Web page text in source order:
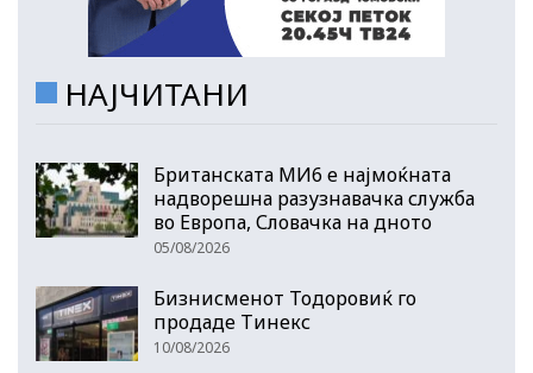
НАЈЧИТАНИ
Британската МИ6 е најмоќната
надворешна разузнавачка служба
во Европа, Словачка на дното
05/08/2026
Бизнисменот Тодоровиќ го
продаде Тинекс
10/08/2026